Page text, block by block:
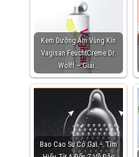
Kem Dưỡng Ẩm Vùng Kín
Vagisan FeuchtCreme Dr.
Wolff – Giải…
Bao Cao Su Có Gai – Tìm